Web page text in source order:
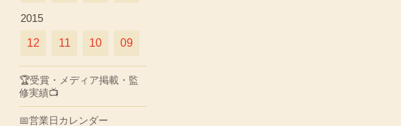
2015
12 11 10 09
🏆受賞・メディア掲載・監
修実績📺
📅営業日カレンダー